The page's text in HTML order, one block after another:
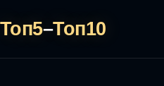
Топ5–Топ10